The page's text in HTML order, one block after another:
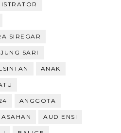
SIREGAR
SARI
ANAK
ANGGOTA
ASAHAN AUDIENSI